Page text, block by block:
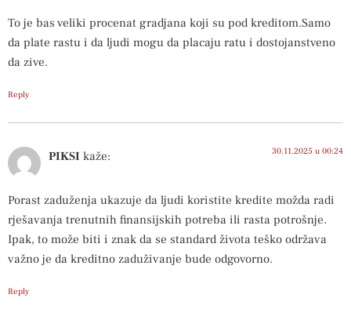
To je bas veliki procenat gradjana koji su pod kreditom.Samo
da plate rastu i da ljudi mogu da placaju ratu i dostojanstveno
da zive.
Reply
PIKSI kaže: 30.11.2025 u 00:24
Porast zaduženja ukazuje da ljudi koristite kredite možda radi
rješavanja trenutnih finansijskih potreba ili rasta potrošnje.
Ipak, to može biti i znak da se standard života teško održava
važno je da kreditno zaduživanje bude odgovorno.
Reply